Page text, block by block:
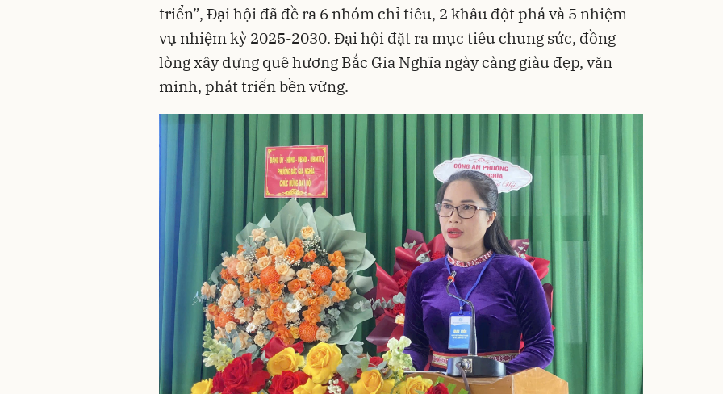
triển”, Đại hội đã đề ra 6 nhóm chỉ tiêu, 2 khâu đột phá và 5 nhiệm
vụ nhiệm kỳ 2025-2030. Đại hội đặt ra mục tiêu chung sức, đồng
lòng xây dựng quê hương Bắc Gia Nghĩa ngày càng giàu đẹp, văn
minh, phát triển bền vững.